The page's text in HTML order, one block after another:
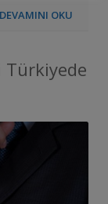
DEVAMINI OKU
Türkiyede